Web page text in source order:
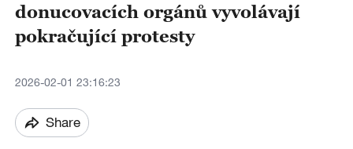
donucovacích orgánů vyvolávají
pokračující protesty
2026-02-01 23:16:23
Share